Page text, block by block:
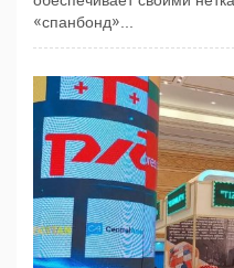
«спанбонд»...